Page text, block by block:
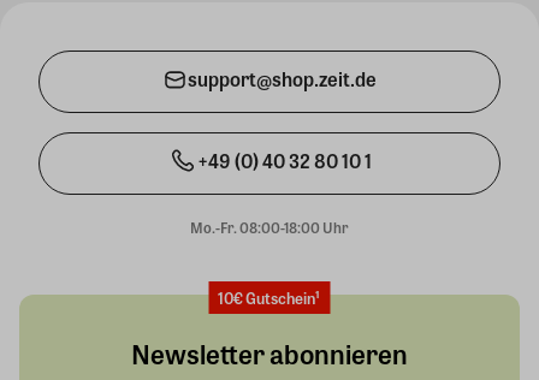
support@shop.zeit.de
+49 (0) 40 32 80 10 1
Mo.-Fr. 08:00-18:00 Uhr
10€ Gutschein¹
Newsletter abonnieren